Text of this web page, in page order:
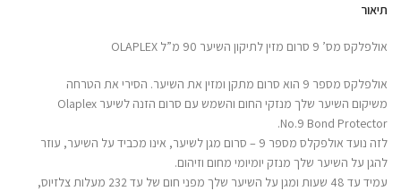
תיאור
אולפלקס מס’ 9 סרום מזין לתיקון השיער 90 מ”ל OLAPLEX
אולפלקס מספר 9 הוא סרום מתקן ומזין את השיער. הסירי את הטרחה
משיקום השיער שלך מנזקי החום והשמש עם סרום הזנה לשיער Olaplex
No.9 Bond Protector.
לזה נועד אולפקלס מספר 9 – סרום מגן לשיער, אינו מכביד על השיער, עוזר
להגן על השיער שלך מנזק יומיומי מחום וזיהום.
עמיד עד 48 שעות ומגן על השיער שלך מפני חום של עד 232 מעלות צלזיוס,